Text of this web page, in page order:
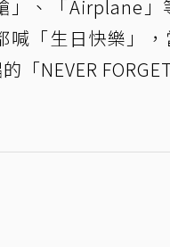
」、「Airplane
「生日快樂」
「NEVER